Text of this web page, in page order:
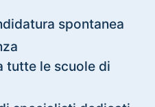
spontanea
tutte le scuole di